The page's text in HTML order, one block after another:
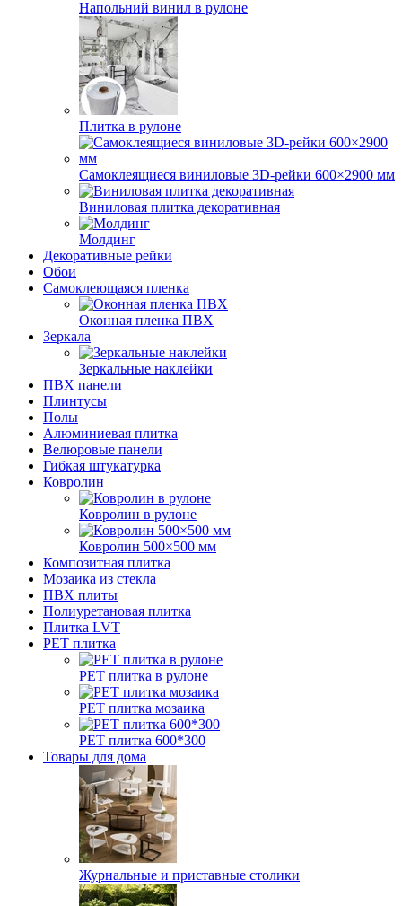
Напольний винил в рулоне
Плитка в рулоне
Самоклеящиеся виниловые 3D‑рейки 600×2900 мм
Виниловая плитка декоративная
Молдинг
Декоративные рейки
Обои
Самоклеющаяся пленка
Оконная пленка ПВХ
Зеркала
Зеркальные наклейки
ПВХ панели
Плинтусы
Полы
Алюминиевая плитка
Велюровые панели
Гибкая штукатурка
Ковролин
Ковролин в рулоне
Ковролин 500×500 мм
Композитная плитка
Мозаика из стекла
ПВХ плиты
Полиуретановая плитка
Плитка LVT
РЕТ плитка
РЕТ плитка в рулоне
РЕТ плитка мозаика
РЕТ плитка 600*300
Товары для дома
Журнальные и приставные столики